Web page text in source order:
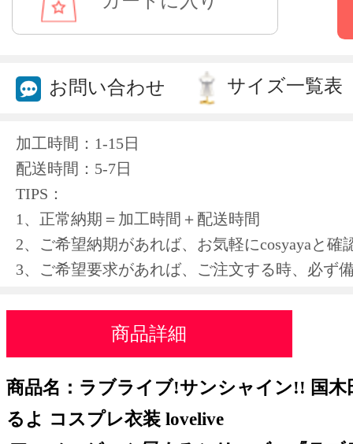
お問い合わせ サイズ一覧表
加工時間：1-15日
配送時間：5-7日
TIPS：
1、正常納期＝加工時間＋配送時間
2、ご希望納期があれば、お気軽にcosyayaと確
3、ご希望要求があれば、ご注文する時、必ず
商品詳細
商品名：ラブライブ!サンシャイン!! 国木
るよ コスプレ衣装 lovelive